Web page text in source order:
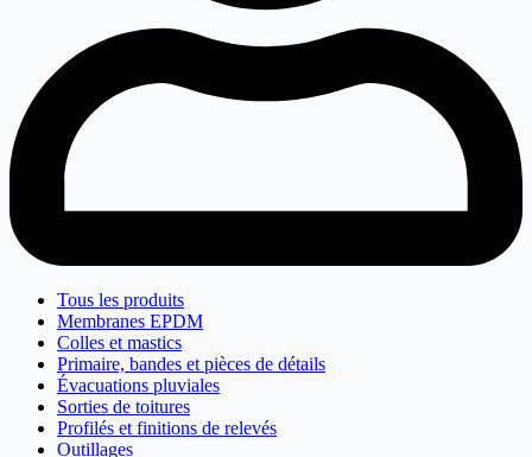
Tous les produits
Membranes EPDM
Colles et mastics
Primaire, bandes et pièces de détails
Évacuations pluviales
Sorties de toitures
Profilés et finitions de relevés
Outillages